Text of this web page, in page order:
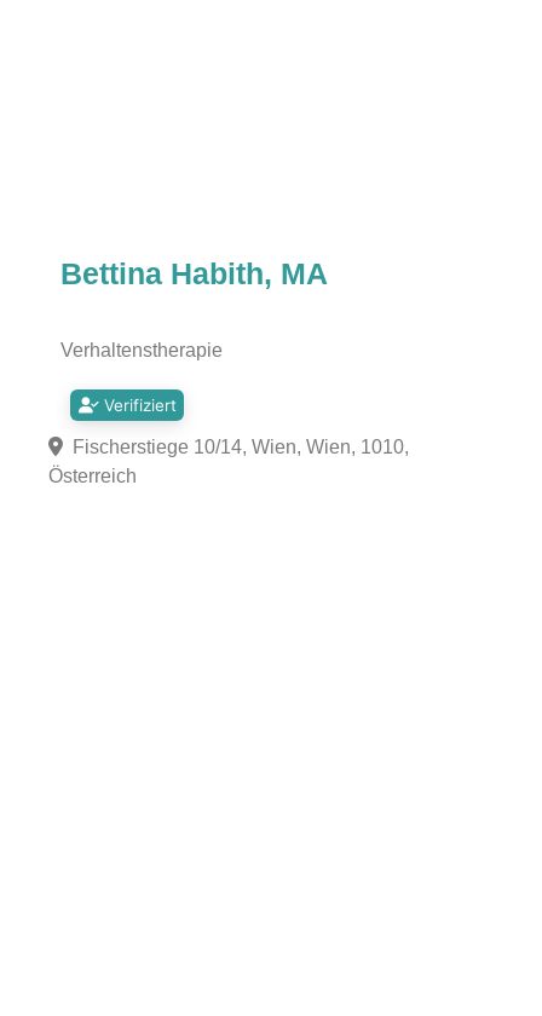
Bettina Habith, MA
Verhaltenstherapie
Verifiziert
Fischerstiege 10/14, Wien, Wien, 1010,
Österreich